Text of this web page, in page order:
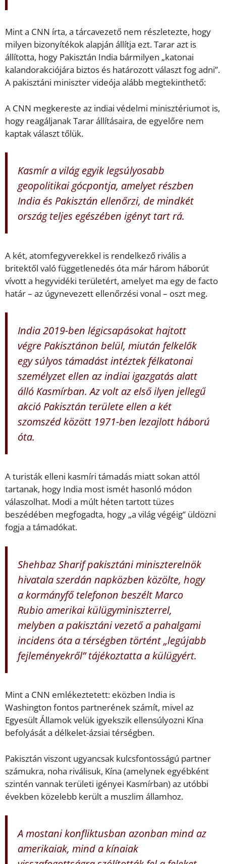
Mint a CNN írta, a tárcavezető nem részletezte, hogy
milyen bizonyítékok alapján állítja ezt. Tarar azt is
állította, hogy Pakisztán India bármilyen „katonai
kalandorakciójára biztos és határozott választ fog adni”.
A pakisztáni miniszter videója alább megtekinthető:
A CNN megkereste az indiai védelmi minisztériumot is,
hogy reagáljanak Tarar állításaira, de egyelőre nem
kaptak választ tőlük.
Kasmír a világ egyik legsúlyosabb
geopolitikai gócpontja, amelyet részben
India és Pakisztán ellenőrzi, de mindkét
ország teljes egészében igényt tart rá.
A két, atomfegyverekkel is rendelkező rivális a
britektől való függetlenedés óta már három háborút
vívott a hegyvidéki területért, amelyet ma egy de facto
határ – az úgynevezett ellenőrzési vonal – oszt meg.
India 2019-ben légicsapásokat hajtott
végre Pakisztánon belül, miután felkelők
egy súlyos támadást intéztek félkatonai
személyzet ellen az indiai igazgatás alatt
álló Kasmírban. Az volt az első ilyen jellegű
akció Pakisztán területe ellen a két
szomszéd között 1971-ben lezajlott háború
óta.
A turisták elleni kasmíri támadás miatt sokan attól
tartanak, hogy India most ismét hasonló módon
válaszolhat. Modi a múlt héten tartott tüzes
beszédében megfogadta, hogy „a világ végéig” üldözni
fogja a támadókat.
Shehbaz Sharif pakisztáni miniszterelnök
hivatala szerdán napközben közölte, hogy
a kormányfő telefonon beszélt Marco
Rubio amerikai külügyminiszterrel,
melyben a pakisztáni vezető a pahalgami
incidens óta a térségben történt „legújabb
fejleményekről” tájékoztatta a külügyért.
Mint a CNN emlékeztetett: eközben India is
Washington fontos partnerének számít, mivel az
Egyesült Államok velük igyekszik ellensúlyozni Kína
befolyását a délkelet-ázsiai térségben.
Pakisztán viszont ugyancsak kulcsfontosságú partner
számukra, noha riválisuk, Kína (amelynek egyébként
szintén vannak területi igényei Kasmírban) az utóbbi
években közelebb került a muszlim államhoz.
A mostani konfliktusban azonban mind az
amerikaiak, mind a kínaiak